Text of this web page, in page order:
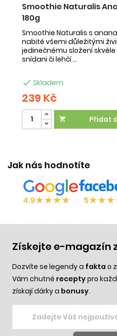
Smoothie Naturalis
180g
Smoothie Naturalis s
nabité všemi důležitými
jedinečnému složení
snídani či lehčí ...
 Skladem
239 Kč
 Přidat
Jak nás hodnotíte
4.9★★★★ 5★★★
Získejte e-magazín
Dozvíte se legendy a fakta o
Vám chutné receptypro
získají dárky a bonusy.